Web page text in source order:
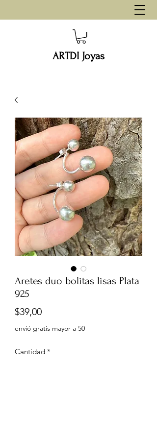
ARTDI Joyas
Aretes duo bolitas lisas Plata
925
$39,00Precio
envió gratis mayor a 50
Cantidad *